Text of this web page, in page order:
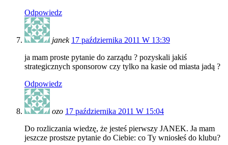
Odpowiedz
janek 17 października 2011 W 13:39
ja mam proste pytanie do zarządu ? pozyskali jakiś
strategicznych sponsorow czy tylko na kasie od miasta jadą ?
Odpowiedz
ozo 17 października 2011 W 15:04
Do rozliczania wiedzę, że jesteś pierwszy JANEK. Ja mam
jeszcze prostsze pytanie do Ciebie: co Ty wniosłeś do klubu?